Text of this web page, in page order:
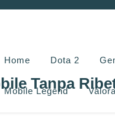
Tanpa
Home Dota 2
Mobile Legend